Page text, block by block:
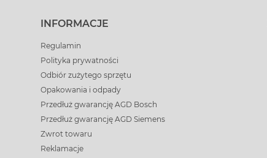
INFORMACJE
Regulamin
Polityka prywatności
Odbiór zużytego sprzętu
Opakowania i odpady
Przedłuż gwarancję AGD Bosch
Przedłuż gwarancję AGD Siemens
Zwrot towaru
Reklamacje